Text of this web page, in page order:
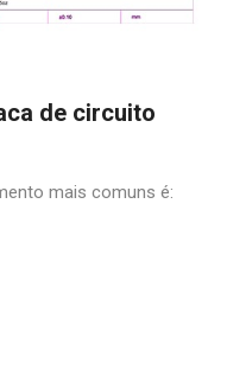
de circuito
mais comuns é: